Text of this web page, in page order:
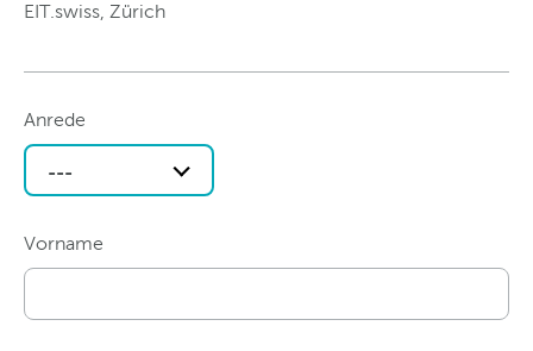
EIT.swiss, Zürich
Anrede
---
Vorname